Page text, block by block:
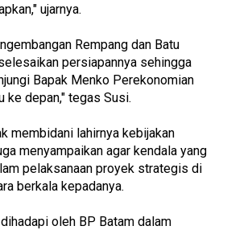
ujarnya.
Rempang dan Batu
persiapannya sehingga
Bapak Menko Perekonomian
ke depan," tegas Susi.
membidani lahirnya kebijakan
menyampaikan agar kendala yang
pelaksanaan proyek strategis di
berkala kepadanya.
oleh BP Batam dalam